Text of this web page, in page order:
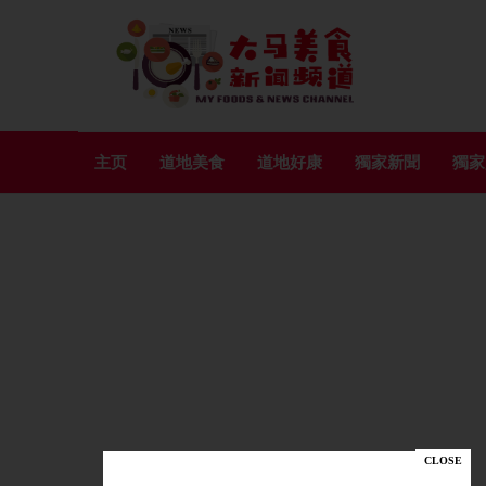
主页 道地美食 道地好康 獨家新聞 獨